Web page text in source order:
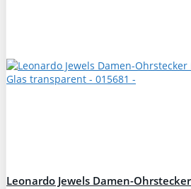
Leonardo Jewels Damen-